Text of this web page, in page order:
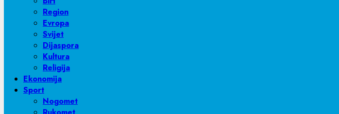
Region
Evropa
Svijet
Dijaspora
Kultura
Religija
Ekonomija
Sport
Nogomet